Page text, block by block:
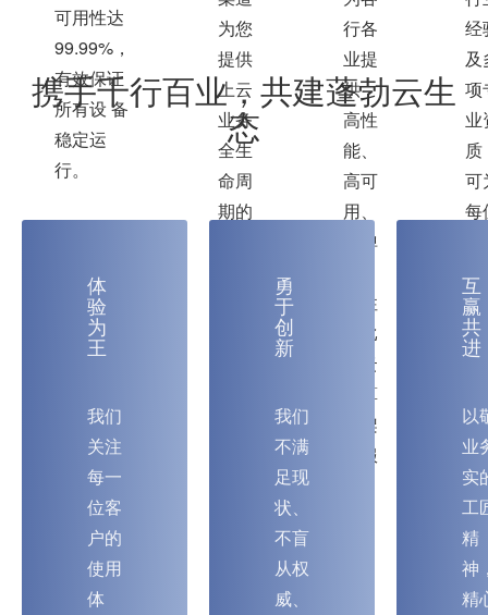
可用性达
99.99%，
有效保证
所有设 备
稳定运
行。
为您
提供
上云
业务
全生
命周
期的
行各
业提
供
高性
能、
高可
用、
高弹
高性
价比
的云
计算
框架
与服
经
及
项
业
质
可
每
提
超
期
业
方
案
携手千行百业，共建蓬勃云生
态
体
验
为
王
我们
关注
每一
位客
户的
使用
体
勇
于
创
新
我们
不满
足现
状、
不盲
从权
威、
互
赢
共
进
以
业
实
工
精
神
精